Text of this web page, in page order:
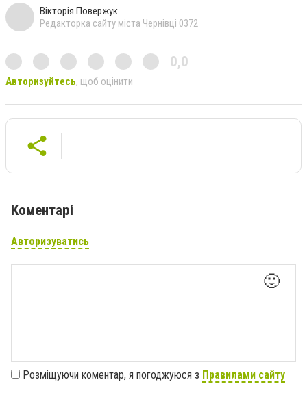
Вікторія Повержук
Редакторка сайту міста Чернівці 0372
0,0
Авторизуйтесь, щоб оцінити
Коментарі
Авторизуватись
🙂
Розміщуючи коментар, я погоджуюся з Правилами сайту